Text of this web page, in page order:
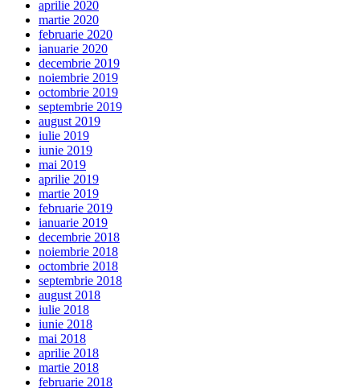
aprilie 2020
martie 2020
februarie 2020
ianuarie 2020
decembrie 2019
noiembrie 2019
octombrie 2019
septembrie 2019
august 2019
iulie 2019
iunie 2019
mai 2019
aprilie 2019
martie 2019
februarie 2019
ianuarie 2019
decembrie 2018
noiembrie 2018
octombrie 2018
septembrie 2018
august 2018
iulie 2018
iunie 2018
mai 2018
aprilie 2018
martie 2018
februarie 2018